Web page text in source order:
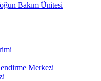
Bakım Ünitesi
Merkezi